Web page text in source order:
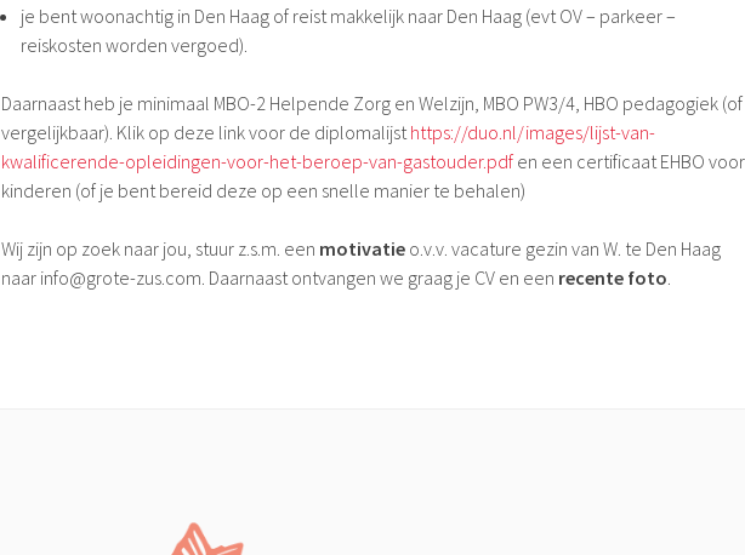
je bent woonachtig in Den Haag of reist makkelijk naar Den Haag (evt OV – parkeer –
reiskosten worden vergoed).
Daarnaast heb je minimaal MBO-2 Helpende Zorg en Welzijn, MBO PW3/4, HBO pedagogiek (of
vergelijkbaar). Klik op deze link voor de diplomalijsthttps://duo.nl/images/lijst-van-
kwalificerende-opleidingen-voor-het-beroep-van-gastouder.pdf en een certificaat EHBO voor
kinderen (of je bent bereid deze op een snelle manier te behalen)
Wij zijn op zoek naar jou, stuur z.s.m. een motivatie o.v.v. vacature gezin van W. te Den Haag
naar info@grote-zus.com. Daarnaast ontvangen we graag je CV en een recente foto.